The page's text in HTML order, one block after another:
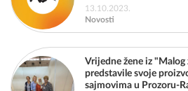
13.10.2023.
Novosti
Vrijedne žene iz "Malog
predstavile svoje
sajmovima u Prozoru-